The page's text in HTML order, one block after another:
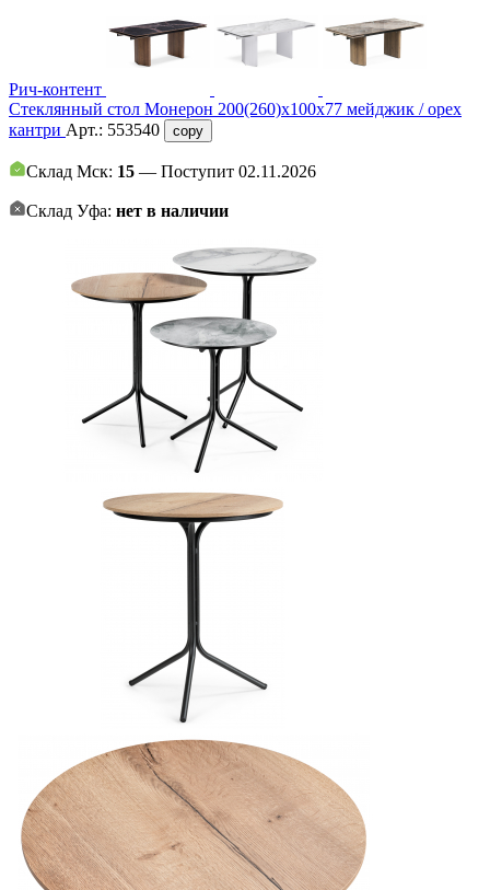
Рич-контент
Стеклянный стол Монерон 200(260)х100х77 мейджик / орех
кантри Арт.: 553540 copy
Склад Мск: 15 — Поступит 02.11.2026
Склад Уфа: нет в наличии